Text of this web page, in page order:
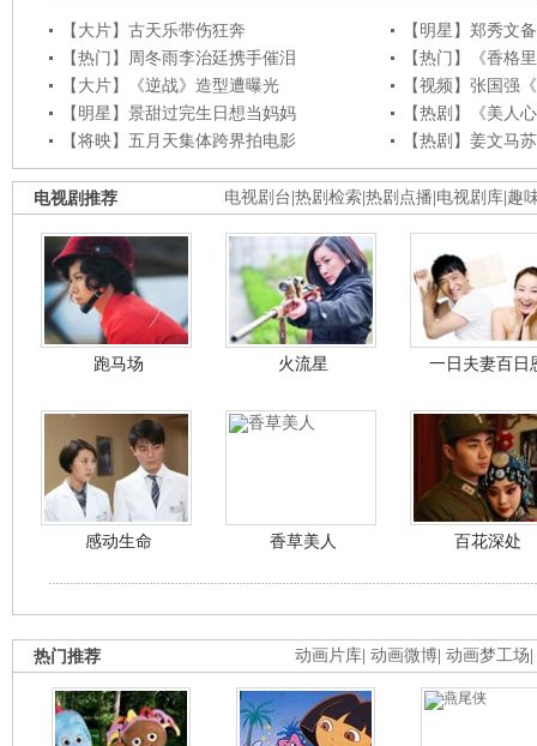
【大片】古天乐带伤狂奔
【明星】郑秀文
【热门】周冬雨李治廷携手催泪
【热门】《香格
【大片】《逆战》造型遭曝光
【视频】张国强
【明星】景甜过完生日想当妈妈
【热剧】《美人
【将映】五月天集体跨界拍电影
【热剧】姜文马
电视剧台 热剧检索 热剧点播 电视剧库 趣
电视剧推荐
跑马场 火流星 一日夫妻百日
感动生命 香草美人 百花深处
动画片库 动画微博 动画梦工场
热门推荐